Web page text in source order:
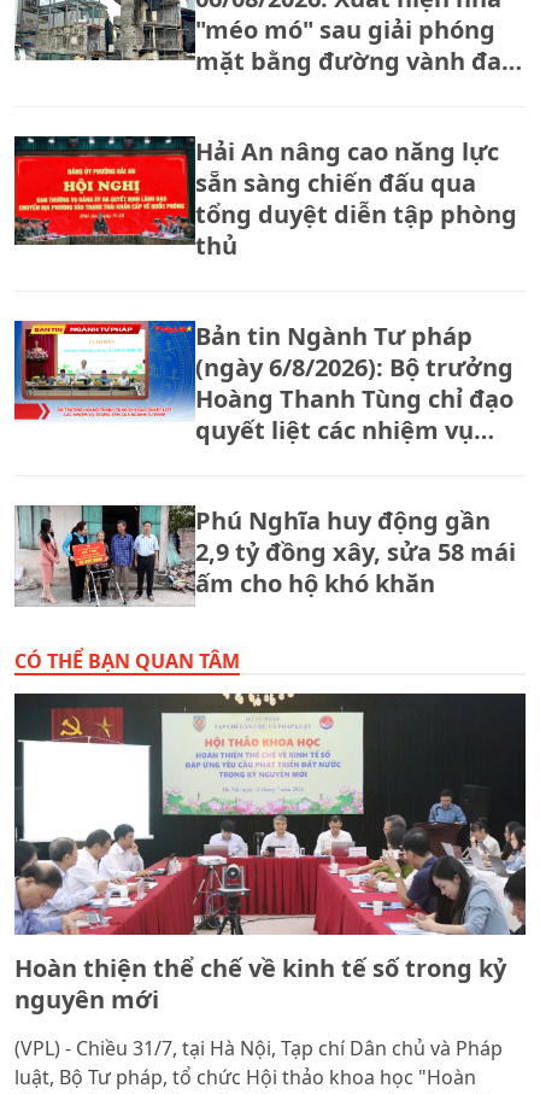
"méo mó" sau giải phóng
mặt bằng đường vành đai
Hải An nâng cao năng lực
sẵn sàng chiến đấu qua
tổng duyệt diễn tập phòng
thủ
Bản tin Ngành Tư pháp
(ngày 6/8/2026): Bộ trưởng
Hoàng Thanh Tùng chỉ đạo
quyết liệt các nhiệm vụ
Phú Nghĩa huy động gần
2,9 tỷ đồng xây, sửa 58 mái
ấm cho hộ khó khăn
CÓ THỂ BẠN QUAN TÂM
Hoàn thiện thể chế về kinh tế số trong kỷ
nguyên mới
(VPL) - Chiều 31/7, tại Hà Nội, Tạp chí Dân chủ và Pháp
luật, Bộ Tư pháp, tổ chức Hội thảo khoa học "Hoàn